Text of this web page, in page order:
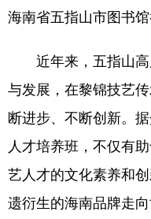
海南省五指山市图书馆
近年来，五指山高
与发展，在黎锦技艺
断进步、不断创新。
人才培养班，不仅有
艺人才的文化素养和
遗衍生的海南品牌走向